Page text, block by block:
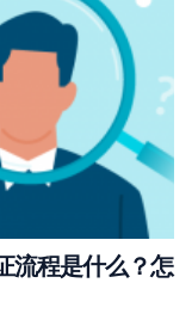
流程是什么？怎